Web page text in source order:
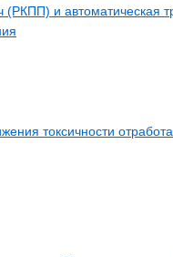
(РКПП) и автоматическая
токсичности